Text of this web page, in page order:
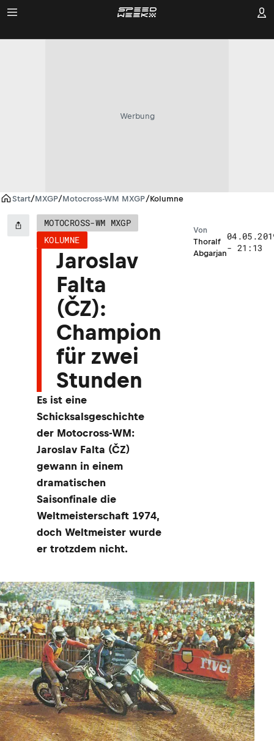
Werbung
Start/MXGP/Motocross-WM MXGP/Kolumne
MOTOCROSS-WM MXGP
KOLUMNE
Jaroslav
Falta
(ČZ):
Champion
für zwei
Stunden
Es ist eine
Schicksalsgeschichte
der Motocross-WM:
Jaroslav Falta (ČZ)
gewann in einem
dramatischen
Saisonfinale die
Weltmeisterschaft 1974,
doch Weltmeister wurde
er trotzdem nicht.
Thoralf
Abgarjan
Von
- 21:13